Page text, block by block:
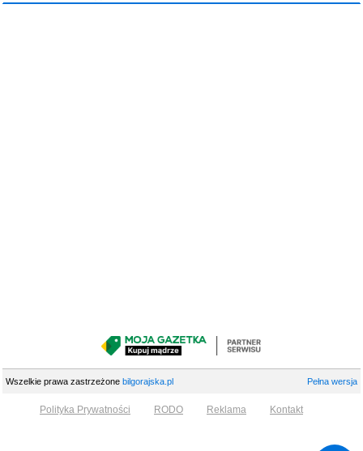
Wszelkie prawa zastrzeżone bilgorajska.pl Pełna wersja
Polityka Prywatności RODO Reklama Kontakt